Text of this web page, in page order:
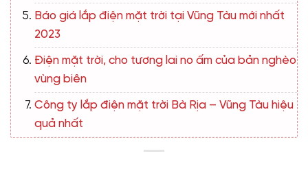
Báo giá lắp điện mặt trời tại Vũng Tàu mới nhất
2023
Điện mặt trời, cho tương lai no ấm của bản nghèo
vùng biên
Công ty lắp điện mặt trời Bà Rịa – Vũng Tàu hiệu
quả nhất